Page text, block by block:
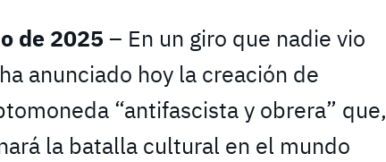
de 2025 – En un giro que nadie vio
anunciado hoy la creación de
“antifascista y obrera” que,
la batalla cultural en el mundo